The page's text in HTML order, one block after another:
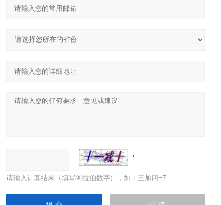
请输入计算结果（填写阿拉伯数字），如：三加四=7